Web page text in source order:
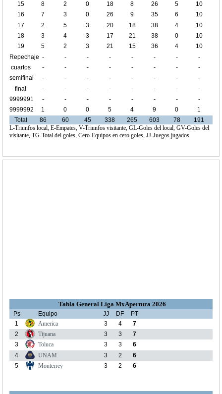
15
8 2 0 18 8 26 5
10
16
7 3 0 26 9 35 6
10
17
2 5 3 20 18 38 4
10
18
3 4 3 17 21 38 0
10
19
5 2 3 21 15 36 4
10
Repechaje - - - - - - -
-
cuartos
de final
- - - - - - -
-
semifinal
- - - - - - -
-
final
- - - - - - -
-
9999991
- - - - - - -
-
9999992
1 0 0 5 4 9 0
1
Total
86 60 45 338 265 603 78
191
L-Triunfos local, E-Empates, V-Triunfos visitante, GL-Goles del local, GV-Goles del
visitante, TG-Total del goles, Cero-Equipos en cero goles, JJ-Juegos jugados
Tabla General Liga MxApertura 2026
Ps Equipo JJ DF
PT
1
America 3 4
7
2
Tijuana 3 3
7
3
Toluca 3 3
6
4
UNAM 3 2
6
5
Monterrey 3 2 6